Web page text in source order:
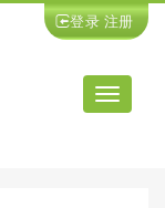
登录 注册
导
航